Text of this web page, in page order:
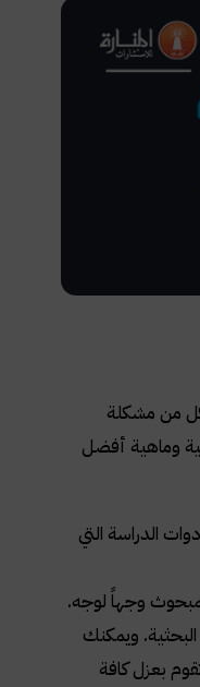
من مشكلة
وماهية أفضل
الدراسة التي
وجهاً لوجه.
ويمكنك
بعزل كافة